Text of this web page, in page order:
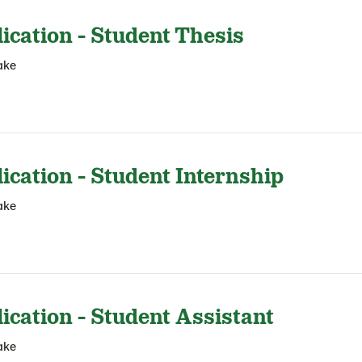
- Student Thesis
- Student Internship
- Student Assistant